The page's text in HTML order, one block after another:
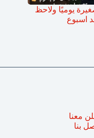
يوميًا ولاحظ
اسبوع
معنا
بنا